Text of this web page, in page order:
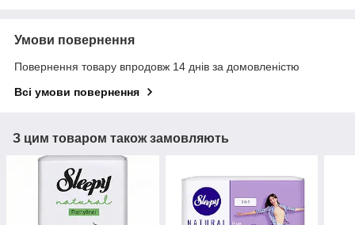
Умови повернення
Повернення товару впродовж 14 днів за домовленістю
Всі умови повернення
З цим товаром також замовляють